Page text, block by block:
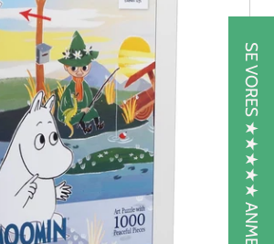
SE VORES ★★★★★ ANMELDELSER